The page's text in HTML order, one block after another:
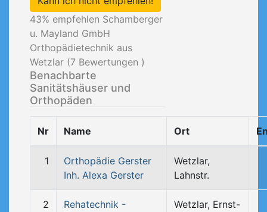
43% empfehlen Schamberger
u. Mayland GmbH
Orthopädietechnik aus
Wetzlar (7 Bewertungen )
Benachbarte
Sanitätshäuser und
Orthopäden
Nr Name Ort
1
Orthopädie Gerster
Inh. Alexa Gerster
Wetzlar,
Lahnstr.
2
Rehatechnik -
Wetzlar, Ernst-